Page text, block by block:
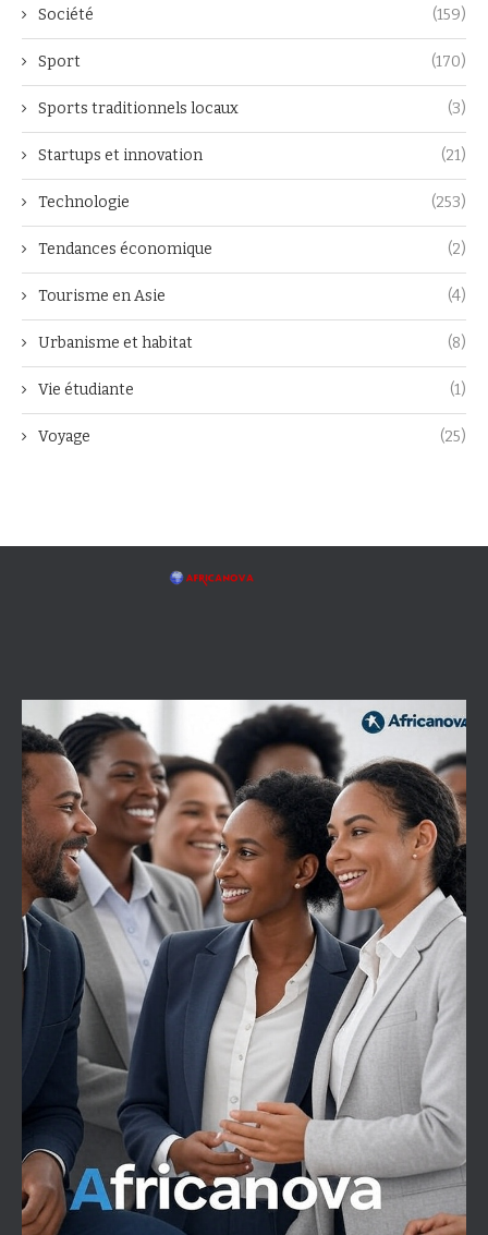
Société (159)
Sport (170)
Sports traditionnels locaux (3)
Startups et innovation (21)
Technologie (253)
Tendances économique (2)
Tourisme en Asie (4)
Urbanisme et habitat (8)
Vie étudiante (1)
Voyage (25)